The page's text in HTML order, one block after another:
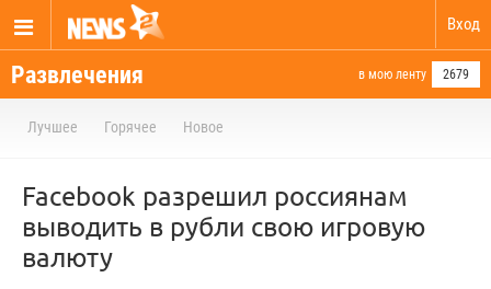
Вход
Развлечения в мою ленту 2679
Лучшее Горячее Новое
Facebook разрешил россиянам
выводить в рубли свою игровую
валюту